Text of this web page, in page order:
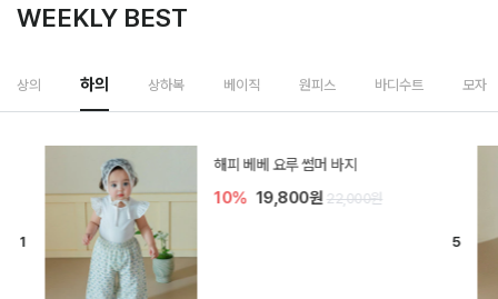
WEEKLY BEST
상의 하의 상하복 베이직 원피스 바디수트 모자
[SIZE ~6Y] 델린 린넨 바지
10% 21,600원 24,000원